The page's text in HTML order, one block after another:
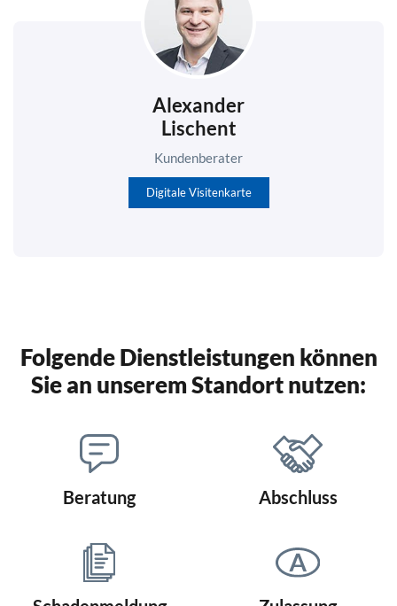
Alexander
Lischent
Kundenberater
Digitale Visitenkarte
Folgende Dienstleistungen können
Sie an unserem Standort nutzen:
Beratung Abschluss